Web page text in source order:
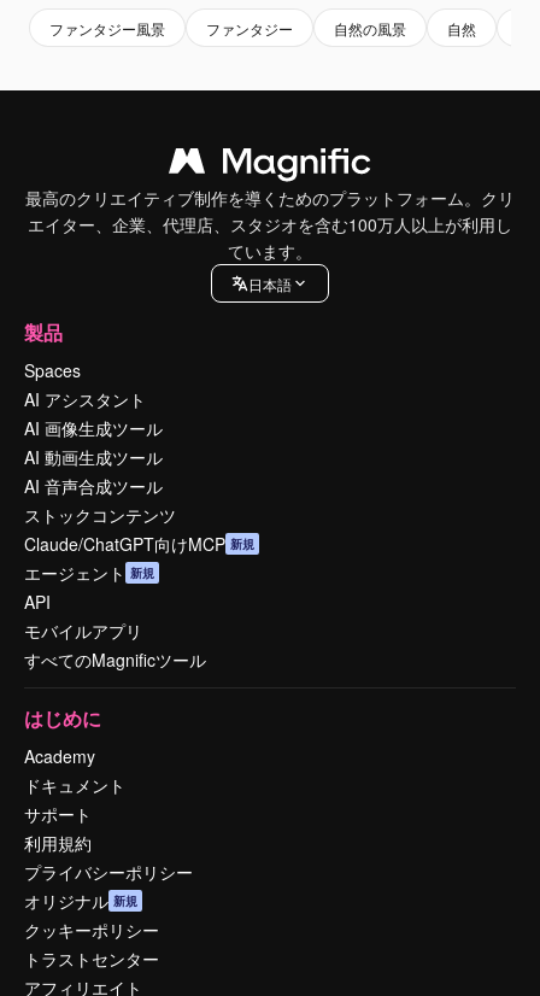
ファンタジー風景 ファンタジー 自然の風景 自然
最高のクリエイティブ制作を導くためのプラットフォーム。クリ
エイター、企業、代理店、スタジオを含む100万人以上が利用し
ています。
日本語
製品
Spaces
AI アシスタント
AI 画像生成ツール
AI 動画生成ツール
AI 音声合成ツール
ストックコンテンツ
Claude/ChatGPT向けMCP 新規
エージェント 新規
API
モバイルアプリ
すべてのMagnificツール
はじめに
Academy
ドキュメント
サポート
利用規約
プライバシーポリシー
オリジナル 新規
クッキーポリシー
トラストセンター
アフィリエイト